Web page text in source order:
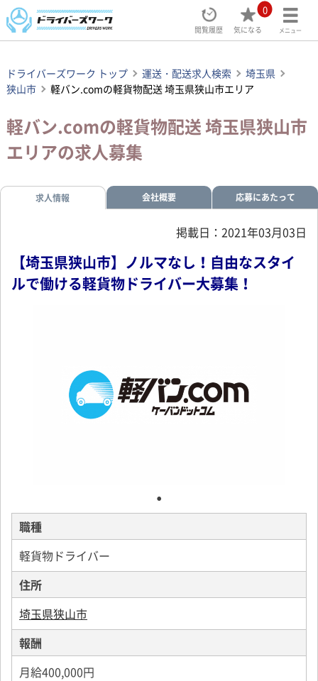
閲覧履歴
0
気になる メニュー
ドライバーズワーク トップ 運送・配送求人検索
埼玉県
狭山市
軽バン.comの軽貨物配送 埼玉県狭山市エリア
軽バン.comの軽貨物配送 埼玉県狭山市
エリアの求人募集
求人情報 会社概要 応募にあたって
掲載日：2021年03月03日
【埼玉県狭山市】ノルマなし！自由なスタイ
ルで働ける軽貨物ドライバー大募集！
職種
軽貨物ドライバー
住所
埼玉県狭山市
報酬
月給400,000円